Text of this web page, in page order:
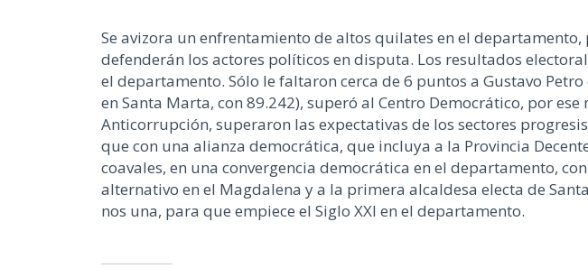
Se avizora un enfrentamiento de altos quilates en el
defenderán los actores políticos en disputa. Los resultados
el departamento. Sólo le faltaron cerca de 6 puntos a Gustavo
en Santa Marta, con 89.242), superó al Centro Democrático, por
Anticorrupción, superaron las expectativas de los sectores
que con una alianza democrática, que incluya a la Provincia
coavales, en una convergencia democrática en el departamento,
alternativo en el Magdalena y a la primera alcaldesa electa de
nos una, para que empiece el Siglo XXI en el departamento.